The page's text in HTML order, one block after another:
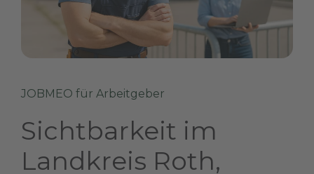
JOBMEO für Arbeitgeber
Sichtbarkeit im
Landkreis Roth,